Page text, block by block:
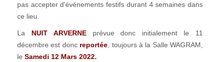
pas accepter d'événements festifs durant 4 semaines dans
ce lieu.
La NUIT ARVERNEprévue donc initialement le 11
décembre est donc reportée , toujours à la Salle WAGRAM,
le Samedi 12 Mars 2022.